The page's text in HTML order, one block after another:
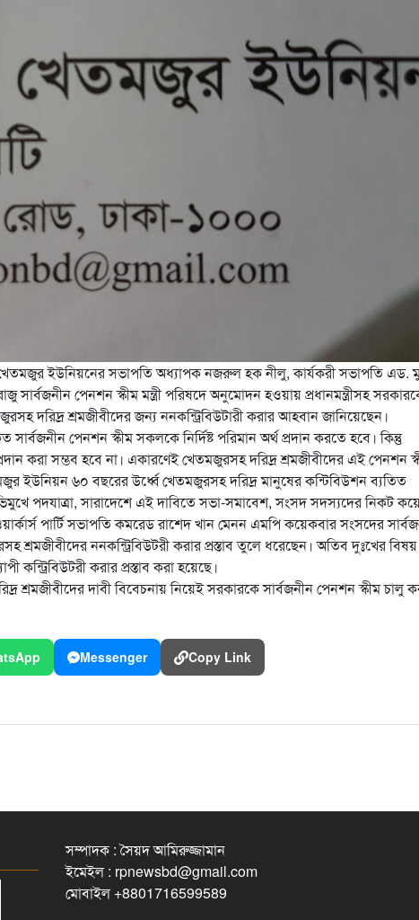
ইউনিয়নের সভাপতি অধ্যাপক নজরুল হক নীলু, কার্যকরী সভাপতি এড.
পেনশন স্কীম মন্ত্রীপরিষদে অনুমোদন হওয়ায় প্রধানমন্ত্রীসহ
দরিদ্র শ্রমজীবীদের জন্য ননকন্ট্রিবিউটারী করার আহবান জানিয়েছেন।
পেনশন স্কীম সকলকে নির্দিষ্ট পরিমান অর্থ প্রদান করতে হবে। কিন্তু
করা সম্ভব হবে না। একারণেই খেতমজুরসহ দরিদ্র শ্রমজীবীদের এই পেনশন
ইউনিয়ন ৬০ বছরের উর্ধ্বে খেতমজুরসহ দরিদ্র মানুষের কন্টিবিউশন ব্যতিত
পদযাত্রা, সারাদেশে এই দাবিতে সভা-সমাবেশ, সংসদ সদস্যদের নিকট
পার্টি সভাপতি কমরেড রাশেদ খান মেনন এমপি কয়েকবার সংসদের
ননকন্ট্রিবিউটরী করার প্রস্তাব তুলে ধরেছেন। অতিব দুঃখের বিষয়
করার প্রস্তাব করা হয়েছে।
দাবী বিবেচনায় নিয়েই সরকারকে সার্বজনীন পেনশন স্কীম চালু
Messenger Copy Link
সম্পাদক : সৈয়দ আমিরুজ্জামান
ইমেইল : rpnewsbd@gmail.com
মোবাইল +8801716599589